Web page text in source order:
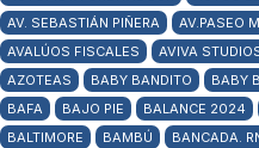
AV. SEBASTIÁN PIÑERA
AV.PASEO
AVALÚOS FISCALES
AVIVA
AZOTEAS
BABY BANDITO BABY
BAFA
BAJO PIE BALANCE 2024
BALTIMORE
BAMBÚ BANCADA.